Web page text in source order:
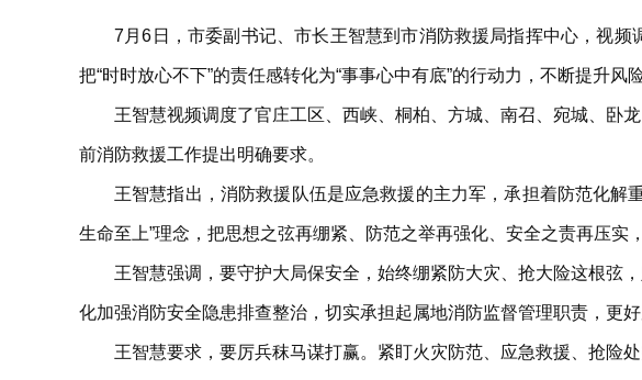
7月6日，市委副书记、市长王智慧到市消防救援局指挥中心，视
把“时时放心不下”的责任感转化为“事事心中有底”的行动力，不断提升
王智慧视频调度了官庄工区、西峡、桐柏、方城、南召、宛城、卧
前消防救援工作提出明确要求。
王智慧指出，消防救援队伍是应急救援的主力军，承担着防范化解
生命至上”理念，把思想之弦再绷紧、防范之举再强化、安全之责再压实
王智慧强调，要守护大局保安全，始终绷紧防大灾、抢大险这根弦
化加强消防安全隐患排查整治，切实承担起属地消防监督管理职责，更
王智慧要求，要厉兵秣马谋打赢。紧盯火灾防范、应急救援、抢险